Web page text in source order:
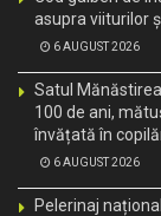
asupra viiturilor
6 AUGUST 2026
Satul
100 de ani,
învățată în
6 AUGUST 2026
Pelerinaj